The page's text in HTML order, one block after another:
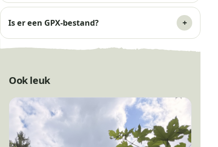
Is er een GPX-bestand?
Ook leuk